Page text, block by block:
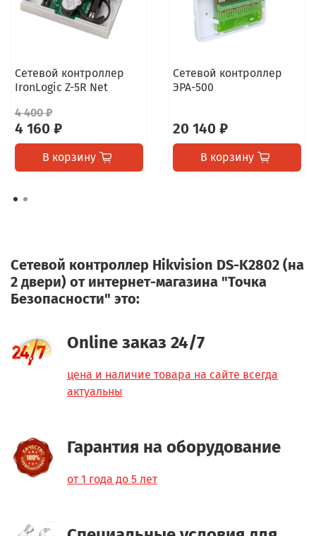
Сетевой контроллер
IronLogic Z-5R Net
4 400 ₽
4 160 ₽
В корзину
Сетевой контроллер
ЭРА-500
20 140 ₽
В корзину
Сетевой контроллер Hikvision DS-K2802 (на
2 двери) от интернет-магазина "Точка
Безопасности" это:
Online заказ 24/7
цена и наличие товара на сайте всегда
актуальны
Гарантия на оборудование
от 1 года до 5 лет